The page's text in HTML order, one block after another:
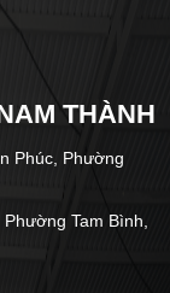
THÀNH
Phúc, Phường
Tam Bình,